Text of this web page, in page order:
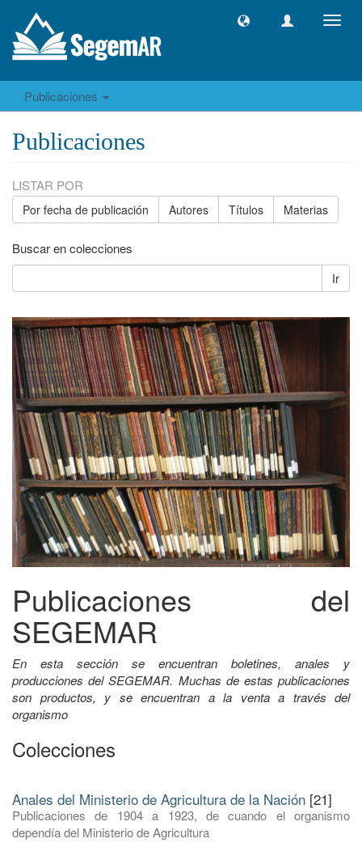
Publicaciones
Publicaciones
LISTAR POR
Por fecha de publicación Autores Títulos Materias
Buscar en colecciones
Ir
Publicaciones del
SEGEMAR
En esta sección se encuentran boletines, anales y
producciones del SEGEMAR. Muchas de estas publicaciones
son productos, y se encuentran a la venta a través del
organismo
Colecciones
Anales del Ministerio de Agricultura de la Nación [21]
Publicaciones de 1904 a 1923, de cuando el organismo
dependía del Ministerio de Agricultura